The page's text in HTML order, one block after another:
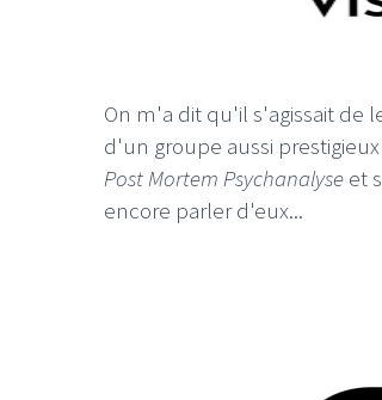
On m'a dit qu'il s'agissait de
d'un groupe aussi
Post Mortem Psychanalyse et
encore parler d'eux...